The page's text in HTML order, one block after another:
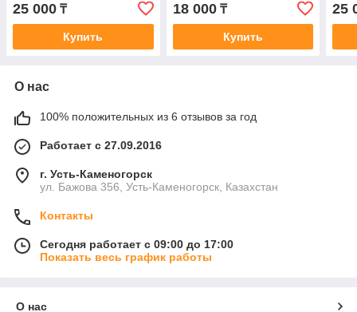
25 000 ₸
Купить
18 000₸
Купить
25
О нас
100% положительных из 6 отзывов за год
Работает с 27.09.2016
г. Усть-Каменогорск
ул. Бажова 356, Усть-Каменогорск, Казахстан
Контакты
Сегодня работает с 09:00 до 17:00
Показать весь график работы
О нас